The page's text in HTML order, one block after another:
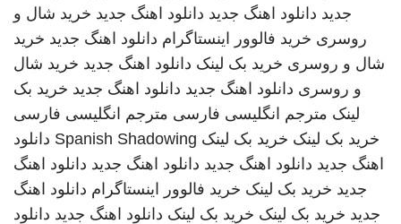
جدید دانلود اهنگ جدید دانلود اهنگ جدید خرید شال و
روسری خرید فالوور اینستاگرام دانلود اهنگ جدید خرید
شال و روسری خرید بک لینک دانلود اهنگ جدید خرید شال
و روسری دانلود اهنگ جدید دانلود اهنگ جدید خرید بک
لینک مترجم انگلیسی فارسی مترجم انگلیسی فارسی
خرید بک لینک خرید بک لینک Spanish Shadowing دانلود
اهنگ جدید دانلود اهنگ جدید دانلود اهنگ جدید دانلود اهنگ
جدید خرید بک لینک خرید فالوور اینستاگرام دانلود اهنگ
جدید خرید بک لینک خرید بک لینک دانلود اهنگ جدید دانلود